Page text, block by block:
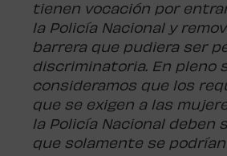
tienen vocación por
la Policía Nacional y
barrera que pudiera ser
discriminatoria. En pleno
consideramos que los
que se exigen a las
la Policía Nacional deben
que solamente se